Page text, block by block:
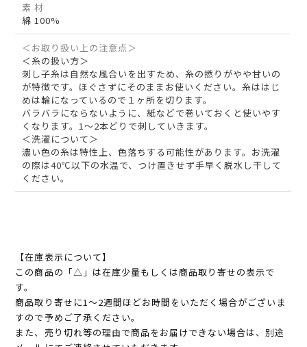
素 材
綿 100%
＜お取り扱い上の注意点＞
＜糸の扱い方＞
刺し子糸は自然な風合いを出すため、糸の撚りがやや甘いの
が特徴です。ほぐさずにそのままお使いください。糸ははじ
めは輪になっているので１ヶ所を切ります。
バラバラにならないように、紙などで巻いておくと使いやす
くなります。1～2本どりで刺していきます。
＜洗濯について＞
濃い色の糸は特性上、色落ちする可能性があります。お洗濯
の際は40℃以下の水温で、つけ置きせず手早く脱水し干して
ください。
【在庫表示について】
この商品の「△」は在庫少量もしくは商品取り寄せの表示で
す。
商品取り寄せに1～2週間ほどお時間をいただく場合がございま
すので予めご了承ください。
また、売り切れ等の理由で商品をお届けできない場合は、別途